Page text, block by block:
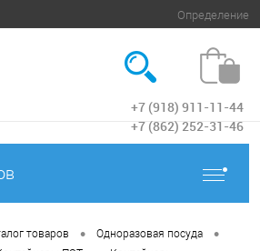
Определение
+7 (918) 911-11-44
+7 (862) 252-31-46
товаров • Одноразовая посуда •